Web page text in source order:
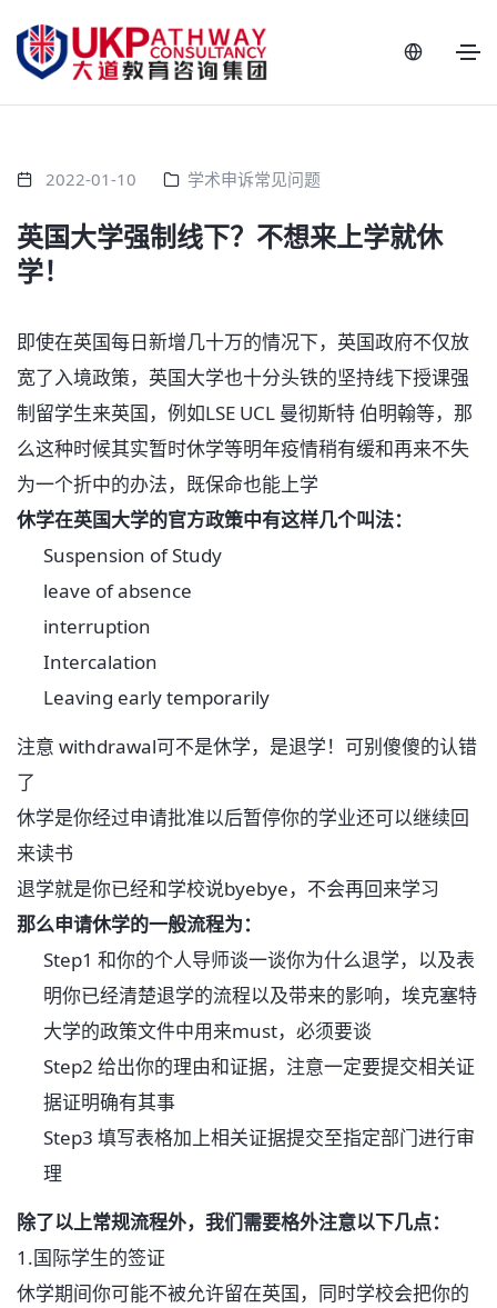
2022-01-10 学术申诉常见问题
英国大学强制线下？不想来上学就休
学！
即使在英国每日新增几十万的情况下，英国政府不仅放
宽了入境政策，英国大学也十分头铁的坚持线下授课强
制留学生来英国，例如LSE UCL 曼彻斯特伯明翰等，那
么这种时候其实暂时休学等明年疫情稍有缓和再来不失
为一个折中的办法，既保命也能上学
休学在英国大学的官方政策中有这样几个叫法：
Suspension of Study
leave of absence
interruption
Intercalation
Leaving early temporarily
注意 withdrawal可不是休学，是退学！可别傻傻的认错
了
休学是你经过申请批准以后暂停你的学业还可以继续回
来读书
退学就是你已经和学校说byebye，不会再回来学习
那么申请休学的一般流程为：
Step1 和你的个人导师谈一谈你为什么退学，以及表
明你已经清楚退学的流程以及带来的影响，埃克塞特
大学的政策文件中用来must，必须要谈
Step2 给出你的理由和证据，注意一定要提交相关证
据证明确有其事
Step3 填写表格加上相关证据提交至指定部门进行审
理
除了以上常规流程外，我们需要格外注意以下几点：
1.国际学生的签证
休学期间你可能不被允许留在英国，同时学校会把你的